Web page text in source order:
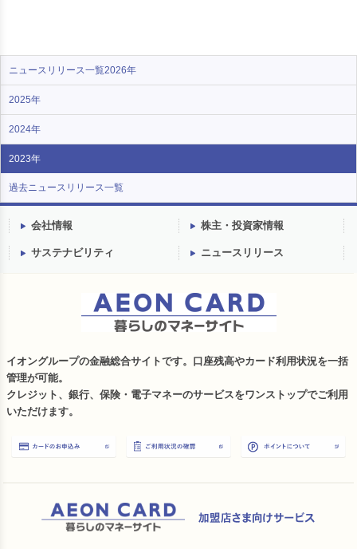
ニュースリリース一覧2026年
2025年
2024年
2023年
過去ニュース リリース一覧
会社情報 株主・投資家情報
サステナビリティ ニュースリリース
イオングループの金融総合サイトです。口座残高やカード利用状況を一括
管理が可能。
クレジット、銀行、保険・電子マネーのサービスをワンストップでご利用
いただけます。